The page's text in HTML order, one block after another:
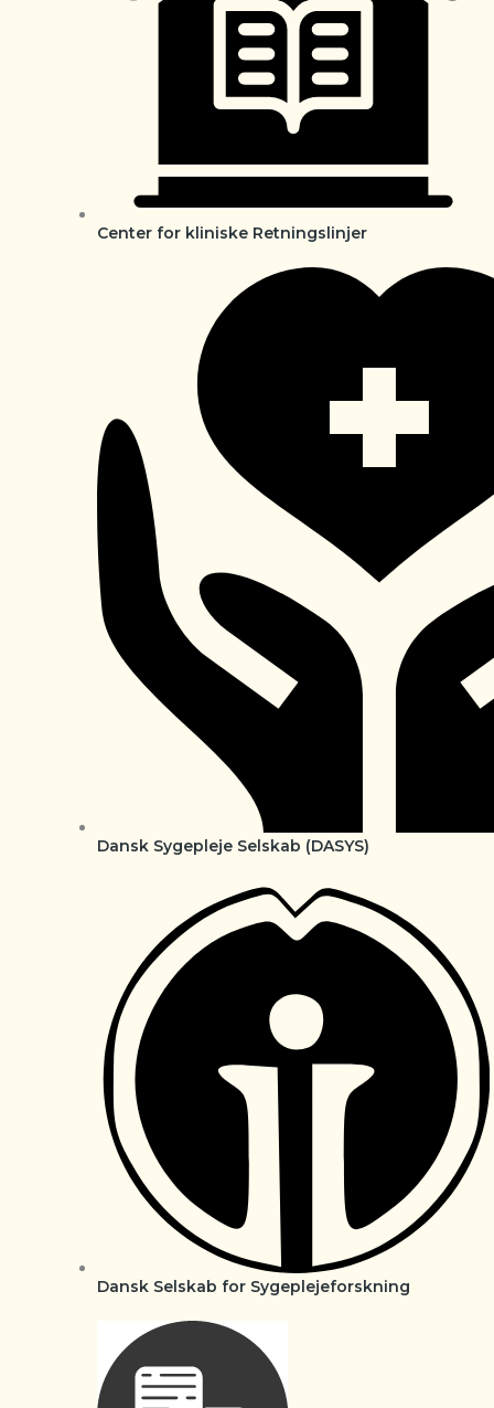
Center for kliniske Retningslinjer
Dansk Sygepleje Selskab (DASYS)
Dansk Selskab for Sygeplejeforskning